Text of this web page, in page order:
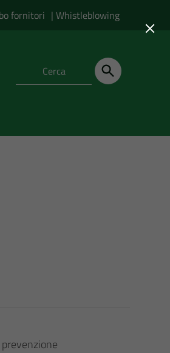
fornitori | Whistleblowing ×